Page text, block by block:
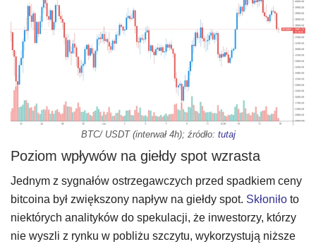
BTC/ USDT (interwał 4h); źródło: tutaj
Poziom wpływów na giełdy spot wzrasta
Jednym z sygnałów ostrzegawczych przed spadkiem ceny
bitcoina był zwiększony napływ na giełdy spot. Skłoniło to
niektórych analityków do spekulacji, że inwestorzy, którzy
nie wyszli z rynku w pobliżu szczytu, wykorzystują niższe